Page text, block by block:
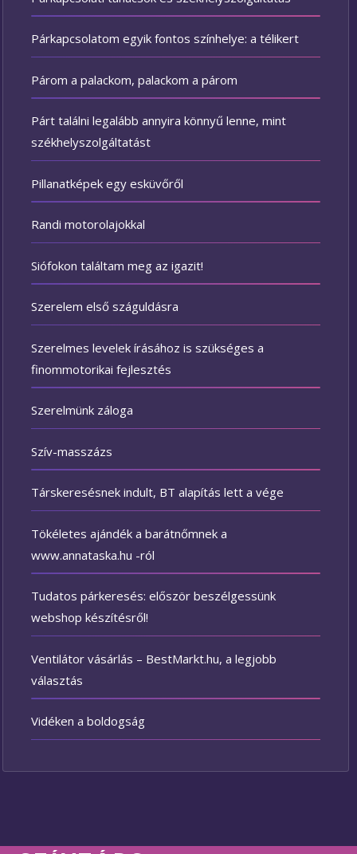
Párkapcsolatom egyik fontos színhelye: a télikert
Párom a palackom, palackom a párom
Párt találni legalább annyira könnyű lenne, mint
székhelyszolgáltatást
Pillanatképek egy esküvőről
Randi motorolajokkal
Siófokon találtam meg az igazit!
Szerelem első száguldásra
Szerelmes levelek írásához is szükséges a
finommotorikai fejlesztés
Szerelmünk záloga
Szív-masszázs
Társkeresésnek indult, BT alapítás lett a vége
Tökéletes ajándék a barátnőmnek a
www.annataska.hu -ról
Tudatos párkeresés: először beszélgessünk
webshop készítésről!
Ventilátor vásárlás – BestMarkt.hu, a legjobb
választás
Vidéken a boldogság